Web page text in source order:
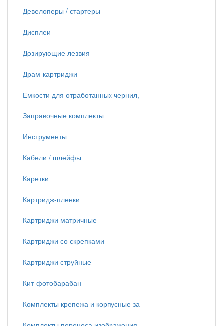
Девелоперы / стартеры
Дисплеи
Дозирующие лезвия
Драм-картриджи
Емкости для отработанных чернил,
Заправочные комплекты
Инструменты
Кабели / шлейфы
Каретки
Картридж-пленки
Картриджи матричные
Картриджи со скрепками
Картриджи струйные
Кит-фотобарабан
Комплекты крепежа и корпусные за